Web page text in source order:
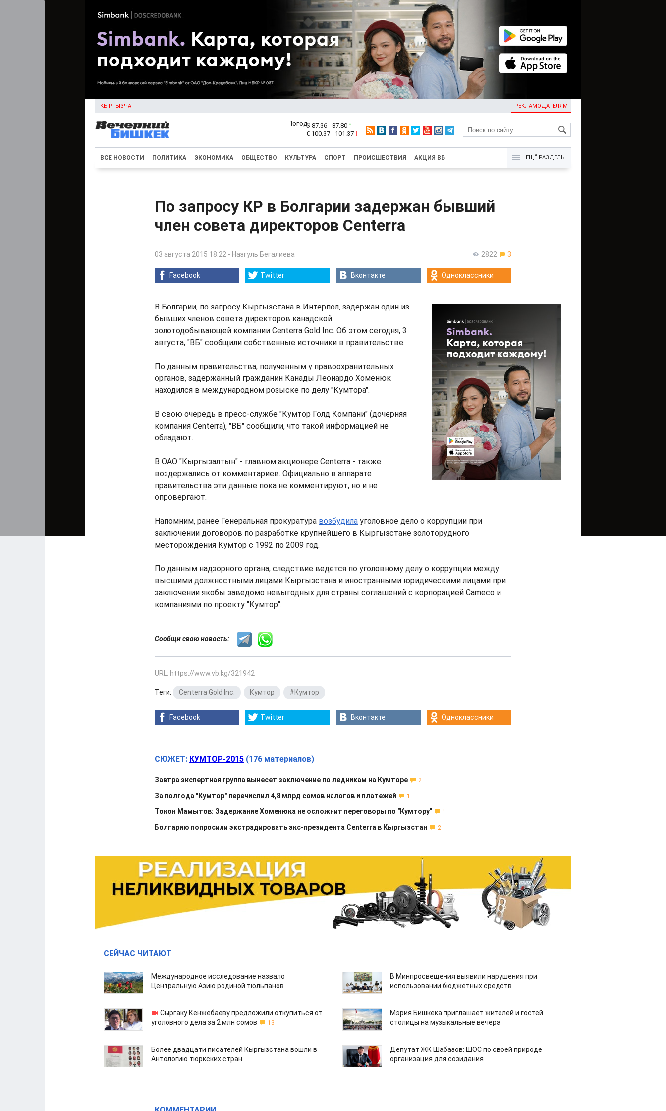
КЫРГЫЗЧА РЕКЛАМОДАТЕЛЯМ
KG
$ 87.36 - 87.80
€ 100.37 - 101.37
ВСЕ НОВОСТИ ПОЛИТИКА ЭКОНОМИКА ОБЩЕСТВО КУЛЬТУРА СПОРТ ПРОИСШЕСТВИЯ АКЦИЯ ВБ ЕЩЁ РАЗДЕЛЫ
По запросу КР в Болгарии задержан бывший
член совета директоров Centerra
2822 3
03 августа 2015 18:22 - Назгуль Бегалиева
Facebook Twitter Вконтакте Одноклассники
В Болгарии, по запросу Кыргызстана в Интерпол, задержан один из
бывших членов совета директоров канадской
золотодобывающей компании Centerra Gold Inc. Об этом сегодня, 3
августа, "ВБ" сообщили собственные источники в правительстве.
По данным правительства, полученным у правоохранительных
органов, задержанный гражданин Канады Леонардо Хоменюк
находился в международном розыске по делу "Кумтора".
В свою очередь в пресс-службе "Кумтор Голд Компани" (дочерняя
компания Сenterra), "ВБ" сообщили, что такой информацией не
обладают.
В ОАО "Кыргызалтын" - главном акционере Сenterra - также
воздержались от комментариев. Официально в аппарате
правительства эти данные пока не комментируют, но и не
опровергают.
Напомним, ранее Генеральная прокуратура возбудила уголовное дело о коррупции при
заключении договоров по разработке крупнейшего в Кыргызстане золоторудного
месторождения Кумтор с 1992 по 2009 год.
По данным надзорного органа, следствие ведется по уголовному делу о коррупции между
высшими должностными лицами Кыргызстана и иностранными юридическими лицами при
заключении якобы заведомо невыгодных для страны соглашений с корпорацией Cameco и
компаниями по проекту "Кумтор".
Сообщи свою новость:
URL: https://www.vb.kg/321942
Теги: Centerra Gold Inc. Кумтор #Кумтор
Facebook Twitter Вконтакте Одноклассники
СЮЖЕТ: КУМТОР-2015 (176 материалов)
Завтра экспертная группа вынесет заключение по ледникам на Кумторе 2
За полгода "Кумтор" перечислил 4,8 млрд сомов налогов и платежей 1
Токон Мамытов: Задержание Хоменюка не осложнит переговоры по "Кумтору" 1
Болгарию попросили экстрадировать экс-президента Centerra в Кыргызстан 2
СЕЙЧАС ЧИТАЮТ
Международное исследование назвало
Центральную Азию родиной тюльпанов
В Минпросвещения выявили нарушения при
использовании бюджетных средств
Сыргаку Кенжебаеву предложили откупиться от
уголовного дела за 2 млн сомов
13
Мэрия Бишкека приглашает жителей и гостей
столицы на музыкальные вечера
Более двадцати писателей Кыргызстана вошли в
Антологию тюркских стран
Депутат ЖК Шабазов: ШОС по своей природе
организация для созидания